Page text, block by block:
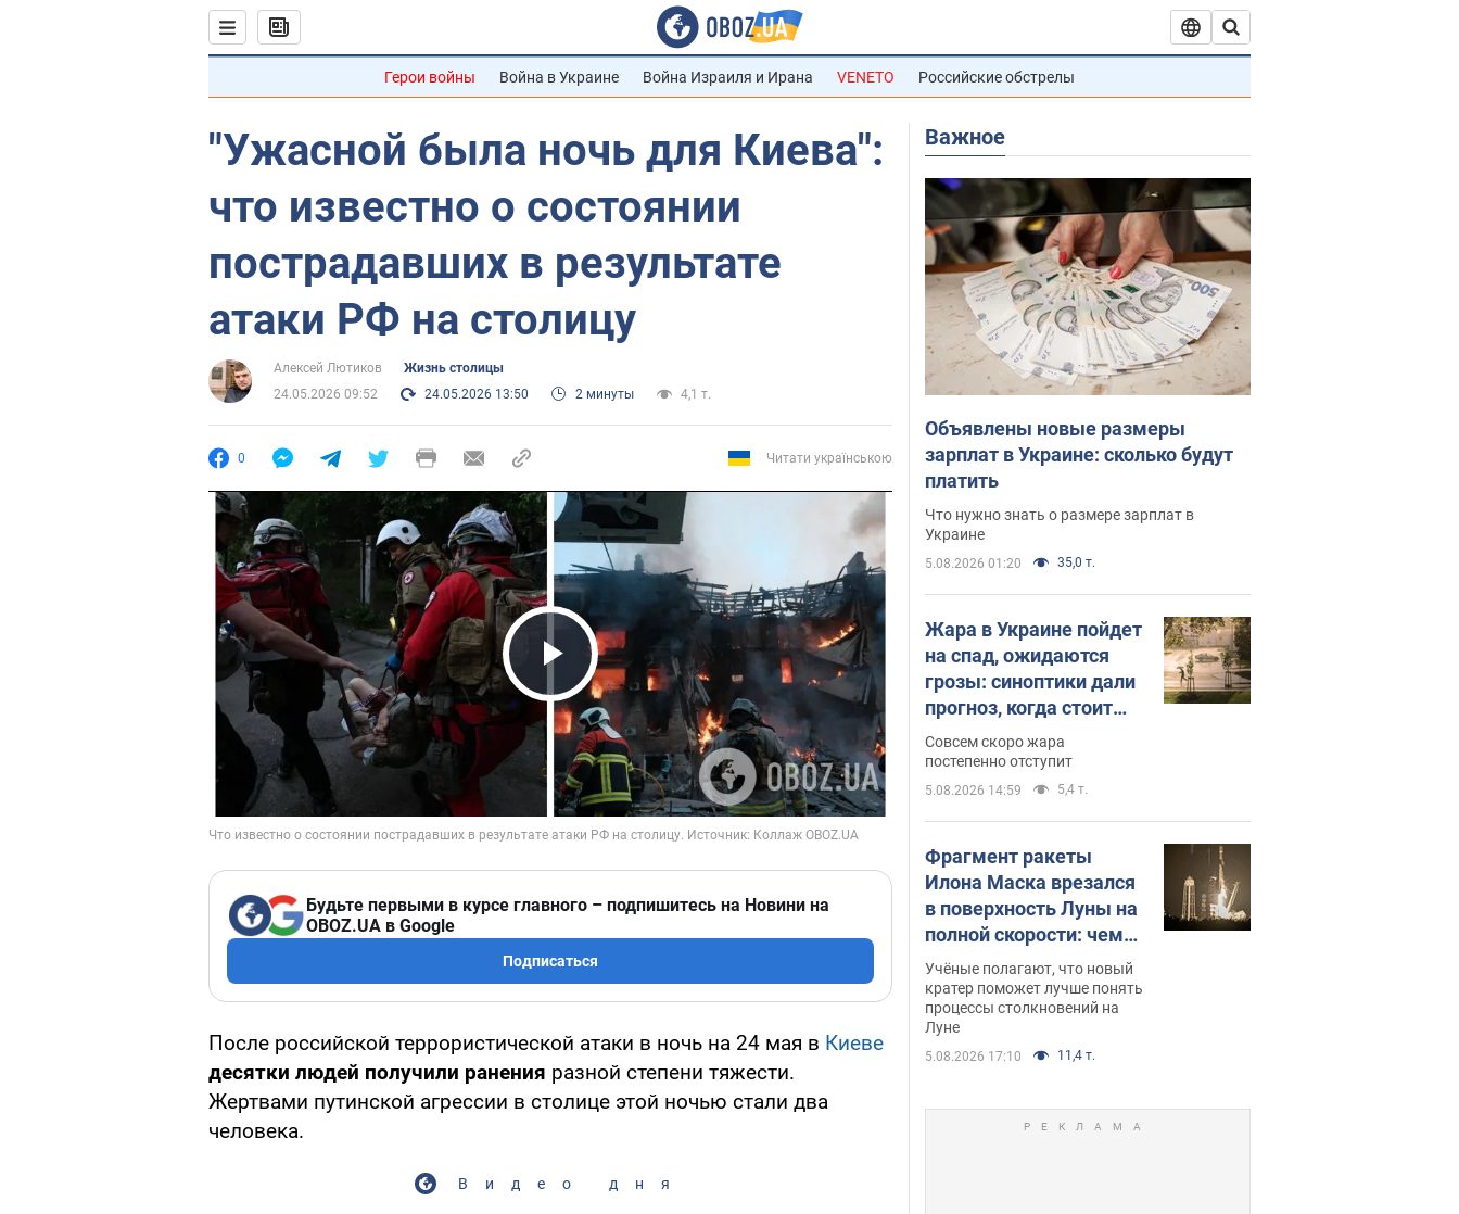
Герои войны Война в Украине Война Израиля и Ирана VENETO Российские обстрелы
"Ужасной была ночь для Киева":
что известно о состоянии
пострадавших в результате
атаки РФ на столицу
Алексей Лютиков
Жизнь столицы
24.05.2026 09:52
24.05.2026 13:50 2 минуты 4,1 т.
0 Читати українською
Play Video
Будьте первыми в курсе главного – подпишитесь на Новини на
OBOZ.UA в Google
Подписаться
После российской террористической атаки в ночь на 24 мая в Киеве
десятки людей получили ранения разной степени тяжести.
Жертвами путинской агрессии в столице этой ночью стали два
человека.
Видео дня
Важное
Объявлены новые размеры
зарплат в Украине: сколько будут
платить
Что нужно знать о размере зарплат в
Украине
5.08.2026 01:20 35,0 т.
Жара в Украине пойдет
на спад, ожидаются
грозы: синоптики дали
прогноз, когда стоит
ожидать изменения
погоды
Совсем скоро жара
постепенно отступит
5.08.2026 14:59 5,4 т.
Фрагмент ракеты
Илона Маска врезался
в поверхность Луны на
полной скорости: чем
всё закончилось
Учёные полагают, что новый
кратер поможет лучше понять
процессы столкновений на
Луне
5.08.2026 17:10 11,4 т.